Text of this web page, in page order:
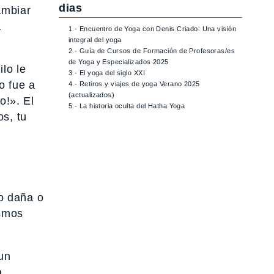
le
fue a
El
tu
daña o
dias
1.- Encuentro de Yoga con Denis Criado: Una visión
integral del yoga
2.- Guía de Cursos de Formación de Profesoras/es
de Yoga y Especializados 2025
3.- El yoga del siglo XXI
4.- Retiros y viajes de yoga Verano 2025
(actualizados)
5.- La historia oculta del Hatha Yoga